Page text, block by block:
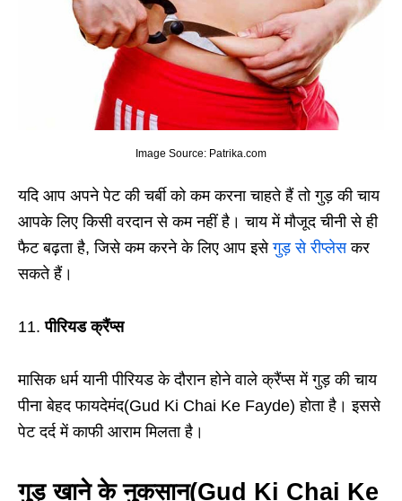
Image Source: Patrika.com
यदि आप अपने पेट की चर्बी को कम करना चाहते हैं तो गुड़ की चाय
आपके लिए किसी वरदान से कम नहीं है। चाय में मौजूद चीनी से ही
फैट बढ़ता है, जिसे कम करने के लिए आप इसेगुड़ से रीप्लेसकर
सकते हैं।
11.पीरियड क्रैंप्स
मासिक धर्म यानी पीरियड के दौरान होने वाले क्रैंप्स में गुड़ की चाय
पीना बेहद फायदेमंद(Gud Ki Chai Ke Fayde) होता है। इससे
पेट दर्द में काफी आराम मिलता है।
गुड़ खाने के नुकसान(Gud Ki Chai Ke